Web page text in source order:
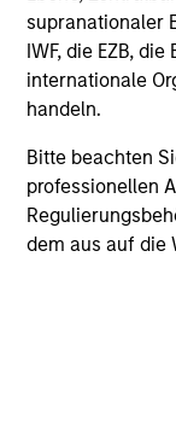
supranationaler
IWF, die EZB,
internationale
handeln.
Bitte beachten
professionellen
dem aus auf die
der US-
Government-